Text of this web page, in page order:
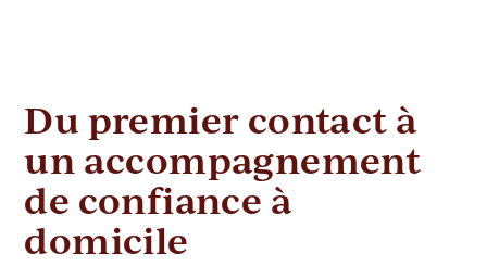
Du premier contact à
un accompagnement
de confiance à
domicile